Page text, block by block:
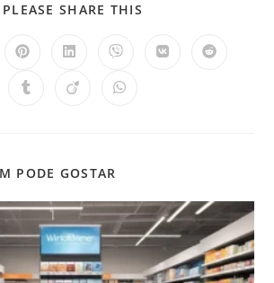
PLEASE SHARE THIS
PODE GOSTAR